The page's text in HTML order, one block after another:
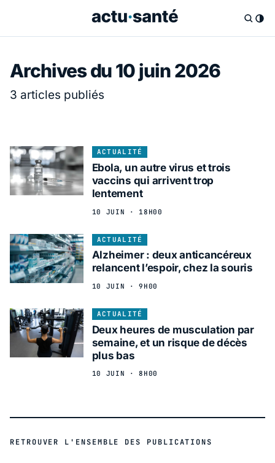
Archives du 10 juin 2026
3 articles publiés
ACTUALITÉ
Ebola, un autre virus et trois
vaccins qui arrivent trop
lentement
10 JUIN · 18H00
ACTUALITÉ
Alzheimer : deux anticancéreux
relancent l’espoir, chez la souris
10 JUIN · 9H00
ACTUALITÉ
Deux heures de musculation par
semaine, et un risque de décès
plus bas
10 JUIN · 8H00
RETROUVER L'ENSEMBLE DES PUBLICATIONS